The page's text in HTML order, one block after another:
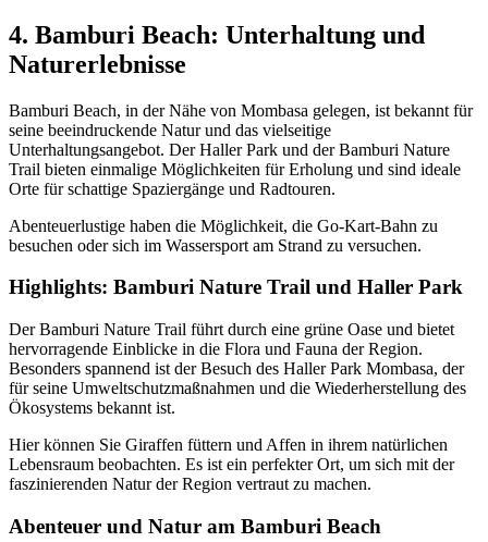
4. Bamburi Beach: Unterhaltung und
Naturerlebnisse
Bamburi Beach, in der Nähe von Mombasa gelegen, ist bekannt für
seine beeindruckende Natur und das vielseitige
Unterhaltungsangebot. Der Haller Park und der Bamburi Nature
Trail bieten einmalige Möglichkeiten für Erholung und sind ideale
Orte für schattige Spaziergänge und Radtouren.
Abenteuerlustige haben die Möglichkeit, die Go-Kart-Bahn zu
besuchen oder sich im Wassersport am Strand zu versuchen.
Highlights: Bamburi Nature Trail und Haller Park
Der Bamburi Nature Trail führt durch eine grüne Oase und bietet
hervorragende Einblicke in die Flora und Fauna der Region.
Besonders spannend ist der Besuch des Haller Park Mombasa, der
für seine Umweltschutzmaßnahmen und die Wiederherstellung des
Ökosystems bekannt ist.
Hier können Sie Giraffen füttern und Affen in ihrem natürlichen
Lebensraum beobachten. Es ist ein perfekter Ort, um sich mit der
faszinierenden Natur der Region vertraut zu machen.
Abenteuer und Natur am Bamburi Beach